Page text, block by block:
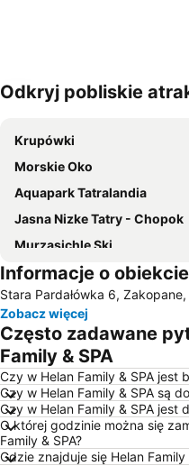
Powiększ mapę
Odkryj pobliskie
Krupówki
Morskie Oko
Aquapark Tatralandia
Jasna Nizke Tatry - Chopok
Murzasichle Ski
Jezioro Szczyrbskie
Jezioro Orawskie
Małe Ciche - Stacja Narciarska
Starý Smokovec - Hrebienok Funicular
Gubałówka
Czorsztyn Ski
Jaszczurówka
Olcza
Informacje o obiekcie
Stara Pardałówka 6,
Zobacz więcej
Często zadawane
Family & SPA
Czy w Helan Family & SPA jest
Czy w Helan Family & SPA są
Czy w Helan Family & SPA jest
O której godzinie można się
Family & SPA?
Gdzie znajduje się Helan Family